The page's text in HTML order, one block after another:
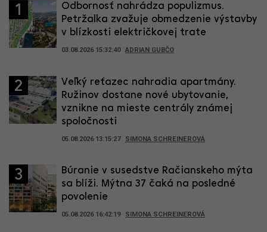
1
Odbornosť nahrádza populizmus.
Petržalka zvažuje obmedzenie výstavby
v blízkosti električkovej trate
03.08.2026 15:32:40 ADRIAN GUBČO
2
Veľký reťazec nahradia apartmány.
Ružinov dostane nové ubytovanie,
vznikne na mieste centrály známej
spoločnosti
05.08.2026 13:15:27 SIMONA SCHREINEROVÁ
3
Búranie v susedstve Račianskeho mýta
sa blíži. Mýtna 37 čaká na posledné
povolenie
05.08.2026 16:42:19 SIMONA SCHREINEROVÁ